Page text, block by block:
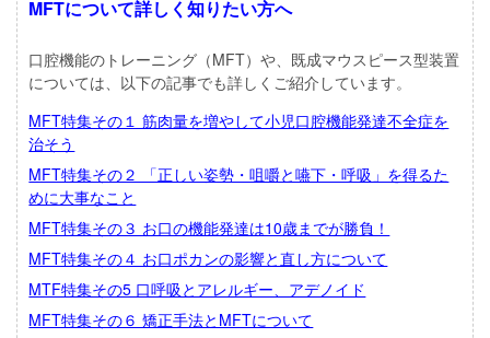
MFTについて詳しく知りたい方へ
口腔機能のトレーニング（MFT）や、既成マウスピース型装置
については、以下の記事でも詳しくご紹介しています。
MFT特集その１ 筋肉量を増やして小児口腔機能発達不全症を
治そう
MFT特集その２ 「正しい姿勢・咀嚼と嚥下・呼吸」を得るた
めに大事なこと
MFT特集その３ お口の機能発達は10歳までが勝負！
MFT特集その４ お口ポカンの影響と直し方について
MTF特集その5 口呼吸とアレルギー、アデノイド
MFT特集その６ 矯正手法とMFTについて